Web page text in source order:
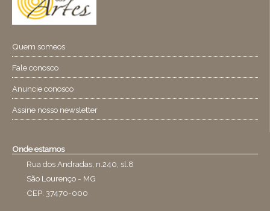
Quem someos
Fale conosco
Anuncie conosco
Assine nosso newsletter
Onde estamos
Rua dos Andradas, n.240, sl.8
São Lourenço - MG
CEP: 37470-000